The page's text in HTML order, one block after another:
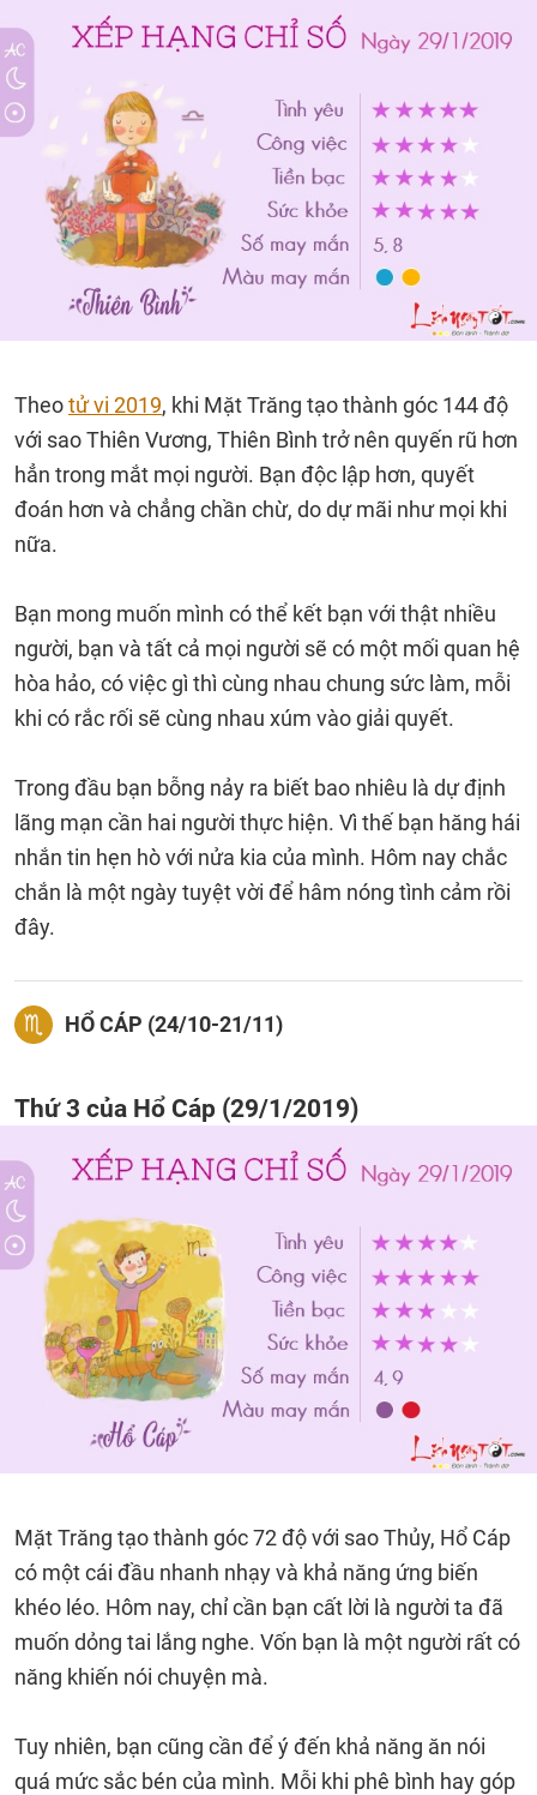
Theotử vi 2019, khi Mặt Trăng tạo thành góc 144 độ
với sao Thiên Vương, Thiên Bình trở nên quyến rũ hơn
hẳn trong mắt mọi người. Bạn độc lập hơn, quyết
đoán hơn và chẳng chần chừ, do dự mãi như mọi khi
nữa.
Bạn mong muốn mình có thể kết bạn với thật nhiều
người, bạn và tất cả mọi người sẽ có một mối quan hệ
hòa hảo, có việc gì thì cùng nhau chung sức làm, mỗi
khi có rắc rối sẽ cùng nhau xúm vào giải quyết.
Trong đầu bạn bỗng nảy ra biết bao nhiêu là dự định
lãng mạn cần hai người thực hiện. Vì thế bạn hăng hái
nhắn tin hẹn hò với nửa kia của mình. Hôm nay chắc
chắn là một ngày tuyệt vời để hâm nóng tình cảm rồi
đây.
HỔ CÁP (24/10-21/11)
Thứ 3 của Hổ Cáp (29/1/2019)
Mặt Trăng tạo thành góc 72 độ với sao Thủy, Hổ Cáp
có một cái đầu nhanh nhạy và khả năng ứng biến
khéo léo. Hôm nay, chỉ cần bạn cất lời là người ta đã
muốn dỏng tai lắng nghe. Vốn bạn là một người rất có
năng khiến nói chuyện mà.
Tuy nhiên, bạn cũng cần để ý đến khả năng ăn nói
quá mức sắc bén của mình. Mỗi khi phê bình hay góp